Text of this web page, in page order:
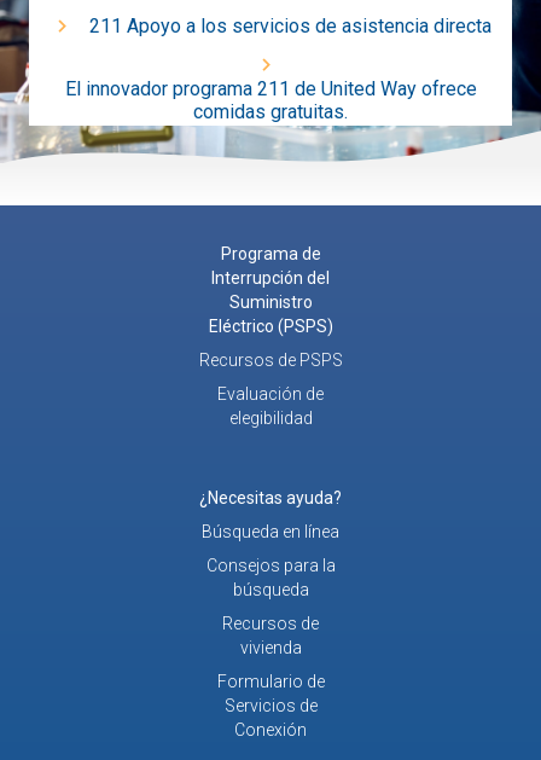
211 Apoyo a los servicios de asistencia directa
El innovador programa 211 de United Way ofrece
comidas gratuitas.
Programa de
Interrupción del
Suministro
Eléctrico (PSPS)
Recursos de PSPS
Evaluación de
elegibilidad
¿Necesitas ayuda?
Búsqueda en línea
Consejos para la
búsqueda
Recursos de
vivienda
Formulario de
Servicios de
Conexión